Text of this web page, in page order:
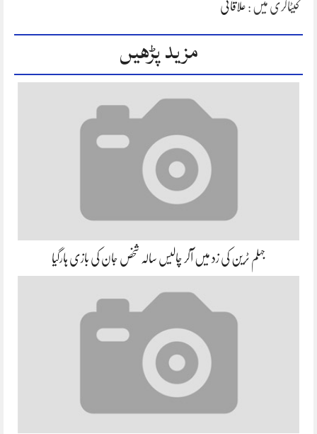
کیٹاگری میں : علاقائی
مزید پڑھیں
جہلم ٹرین کی زد میں آکر چالیس سالہ شخص جان کی بازی ہارگیا